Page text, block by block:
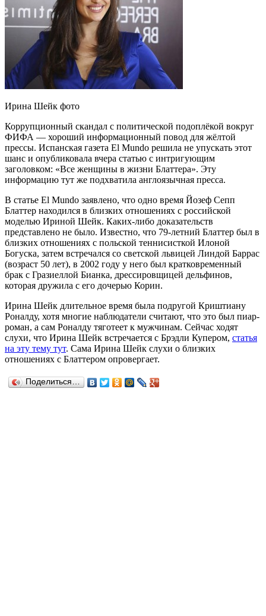
Ирина Шейк фото
Коррупционный скандал с политической подоплёкой вокруг
ФИФА — хороший информационный повод для жёлтой
прессы. Испанская газета El Mundo решила не упускать этот
шанс и опубликовала вчера статью с интригующим
заголовком: «Все женщины в жизни Блаттера». Эту
информацию тут же подхватила англоязычная пресса.
В статье El Mundo заявлено, что одно время Йозеф Сепп
Блаттер находился в близких отношениях с российской
моделью Ириной Шейк. Каких-либо доказательств
представлено не было. Известно, что 79-летний Блаттер был в
близких отношениях с польской теннисисткой Илоной
Богуска, затем встречался со светской львицей Линдой Баррас
(возраст 50 лет), в 2002 году у него был кратковременный
брак с Гразиеллой Бианка, дрессировщицей дельфинов,
которая дружила с его дочерью Корин.
Ирина Шейк длительное время была подругой Криштиану
Роналду, хотя многие наблюдатели считают, что это был пиар-
роман, а сам Роналду тяготеет к мужчинам. Сейчас ходят
слухи, что Ирина Шейк встречается с Брэдли Купером, статья
на эту тему тут. Сама Ирина Шейк слухи о близких
отношениях с Блаттером опровергает.
Поделиться…